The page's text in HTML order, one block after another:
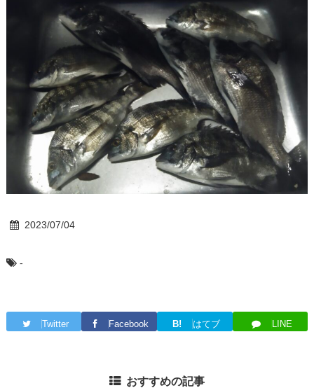
2023/07/04
-
Twitter Facebook B! はてブ LINE
おすすめの記事